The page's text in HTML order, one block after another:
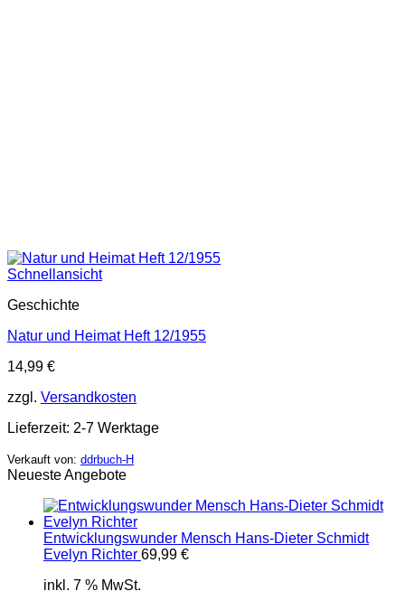
Schnellansicht
Geschichte
Natur und Heimat Heft 12/1955
14,99 €
zzgl. Versandkosten
Lieferzeit: 2-7 Werktage
Verkauft von: ddrbuch-H
Neueste Angebote
Entwicklungswunder Mensch Hans-Dieter Schmidt
Evelyn Richter 69,99 €
inkl. 7 % MwSt.